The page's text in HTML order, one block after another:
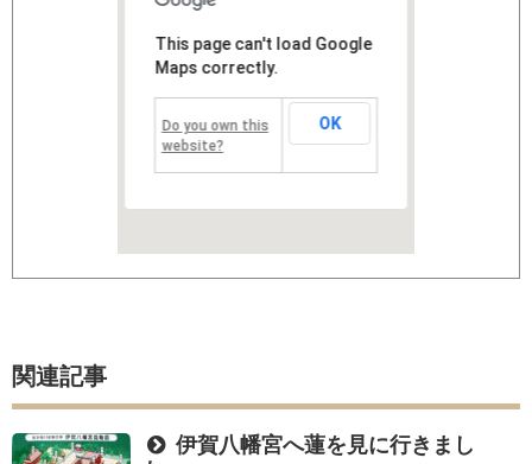
This page can't load Google
Maps correctly.
Do you own this
website?
OK
関連記事
伊賀八幡宮へ蓮を見に行きまし